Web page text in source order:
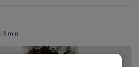
8 min